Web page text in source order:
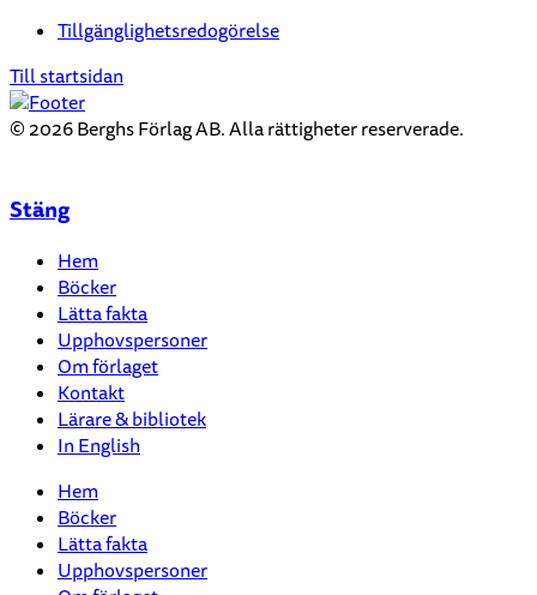
Tillgänglighetsredogörelse
Till startsidan
© 2026 Berghs Förlag AB. Alla rättigheter reserverade.
Stäng
Hem
Böcker
Lätta fakta
Upphovspersoner
Om förlaget
Kontakt
Lärare & bibliotek
In English
Hem
Böcker
Lätta fakta
Upphovspersoner